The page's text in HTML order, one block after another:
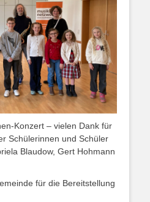
Konzert – vielen Dank für
Schülerinnen und Schüler
Blaudow, Gert Hohmann
für die Bereitstellung